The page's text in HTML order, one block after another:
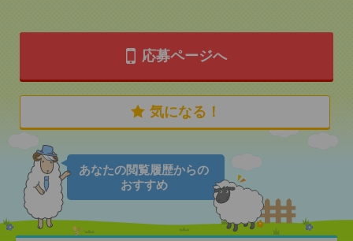
応募ページへ
気になる！
あなたの閲覧履歴からの
おすすめ